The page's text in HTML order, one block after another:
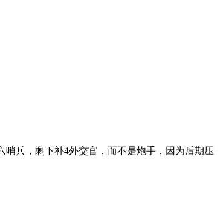
哨兵，剩下补4外交官，而不是炮手，因为后期压